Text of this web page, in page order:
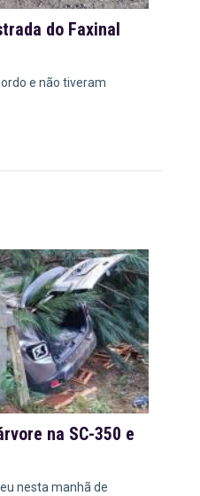
do Faxinal
e não tiveram
na SC-350 e
nesta manhã de